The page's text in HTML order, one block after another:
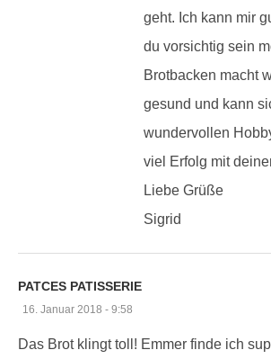
geht. Ich kann mir
du vorsichtig sein
Brotbacken macht
gesund und kann
wundervollen
viel Erfolg mit
Liebe Grüße
Sigrid
PATCES PATISSERIE
16. Januar 2018 - 9:58
Das Brot klingt toll! Emmer finde ich